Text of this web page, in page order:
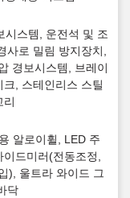
시스템, 운전석 및 조
사로 밀림 방지장치,
경보시스템, 브레이
, 스테인리스 스틸
리
알로이휠, LED 주
드미러(전동조정,
), 울트라 와이드 그
닥